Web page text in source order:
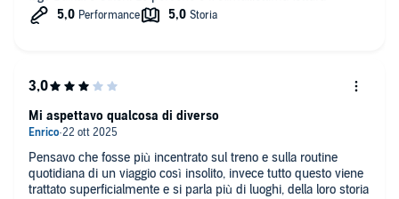
Pensavo che fosse più incentrato sul treno e sulla routine
quotidiana di un viaggio così insolito, invece tutto questo viene
trattato superficialmente e si parla più di luoghi, della loro storia
Mi aspettavo qualcosa di diverso